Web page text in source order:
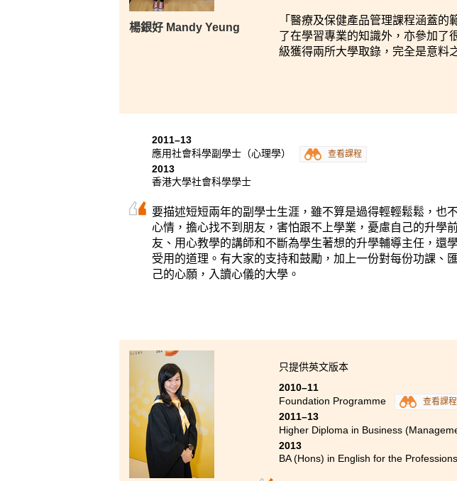
楊銀好 Mandy Yeung
「 醫療及保健產品管理課程涵蓋的
了在學習專業的知識外，亦參加了
級獲得兩所大學取錄，完全是意料
2011–13
應用社會科學副學士（心理學）
查看課程
2013
香港大學社會科學學士
要描述短短兩年的副學士生涯，雖不算是過得輕輕鬆鬆，也
心情，擔心找不到朋友，害怕跟不上學業，憂慮自己的升學
友、用心教學的講師和不斷為學生著想的升學輔導主任，還
受用的道理。有大家的支持和鼓勵，加上一份對每份功課、
己的心願，入讀心儀的大學。
只提供英文版本
2010–11
Foundation Programme
查看課程
2011–13
Higher Diploma in Business
2013
BA (Hons) in English for the